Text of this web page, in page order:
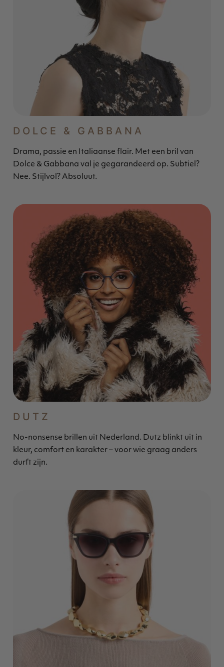
DOLCE & GABBANA
Drama, passie en Italiaanse flair. Met een bril van
Dolce & Gabbana val je gegarandeerd op. Subtiel?
Nee. Stijlvol? Absoluut.
DUTZ
No-nonsense brillen uit Nederland. Dutz blinkt uit in
kleur, comfort en karakter – voor wie graag anders
durft zijn.